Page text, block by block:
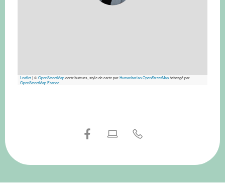
Leaflet|©OpenStreetMapcontributeurs, style de carte parHumanitarian OpenStreetMaphébergé par
OpenStreetMap France